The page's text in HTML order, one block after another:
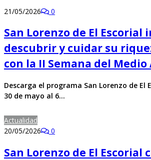
21/05/2026 0
San Lorenzo de El Escorial
descubrir y cuidar su
con la II Semana del
Descarga el programa San Lorenzo de El
30 de mayo al 6…
Actualidad
20/05/2026
0
San Lorenzo de El Escorial